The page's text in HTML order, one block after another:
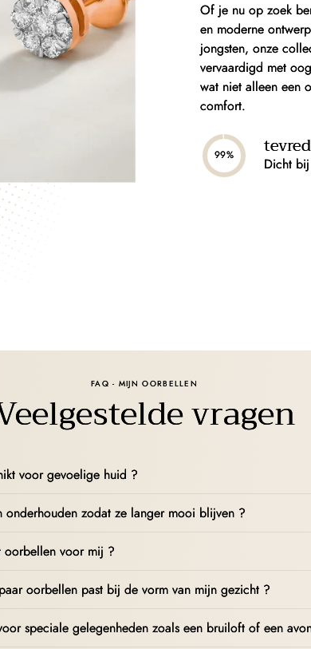
Of je nu op zoek
en moderne
jongsten, onze
vervaardigd met
wat niet alleen een
comfort.
99%
Dicht
FAQ - MIJN OORBELLEN
vragen
voor gevoelige huid ?
zodat ze langer mooi blijven ?
oorbellen voor mij ?
oorbellen past bij de vorm van mijn gezicht ?
speciale gelegenheden zoals een bruiloft of een